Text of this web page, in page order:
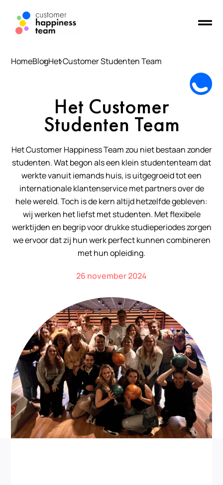
HomeBlogHet Customer Studenten Team
Het Customer
Studenten Team
Het Customer Happiness Team zou niet bestaan zonder
studenten. Wat begon als een klein studententeam dat
werkte vanuit iemands huis, is uitgegroeid tot een
internationale klantenservice met partners over de
hele wereld. Toch is de kern altijd hetzelfde gebleven:
wij werken het liefst met studenten. Met flexibele
werktijden en begrip voor drukke studieperiodes zorgen
we ervoor dat zij hun werk perfect kunnen combineren
met hun opleiding.
26 november 2024